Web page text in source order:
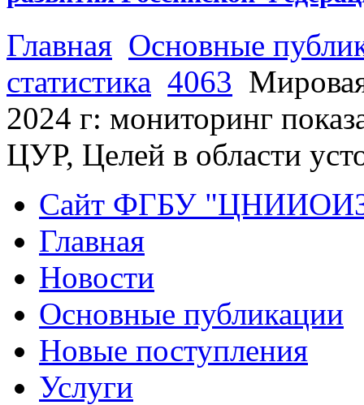
Главная Основные
статистика 4063
2024 г: мониторинг
ЦУР, Целей в области
Сайт ФГБУ
Главная
Новости
Основные публикации
Новые поступления
Услуги